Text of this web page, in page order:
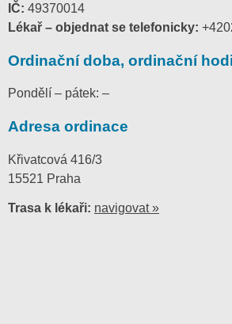
IČ: 49370014
Lékař – objednat se telefonicky:
Ordinační doba, ordinační
Pondělí – pátek: –
Adresa ordinace
Křivatcová 416/3
15521 Praha
Trasa k lékaři: navigovat »